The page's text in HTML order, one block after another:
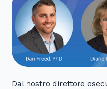
Dal nostro direttore